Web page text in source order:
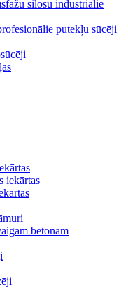
silosu industriālie
putekļu sūcēji
iekārtas
betonam